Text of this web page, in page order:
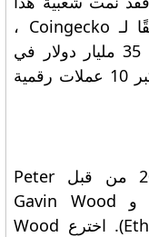
التشفير القابل للتطوير بسرعة. وفقًا لـ Coingecko ،
ستصل قيمتها السوقية إلى أكثر من 35 مليار دولار في
عام 2021. وهذا يجعلها واحدة من أكبر 10 عملات رقمية
تأسست Polkadot في عام 2016 من قبل Peter
Czaban و Robert Habermeier و Gavin Wood
(المؤسس المشارك لشركة Ethereum). اخترع Wood